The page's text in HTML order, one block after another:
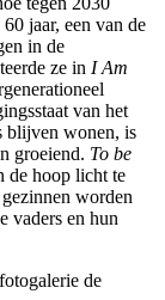
jaar, een van de
in de
ze in I Am
van het
blijven wonen, is
groeiend. To be
de hoop licht te
worden
vaders en hun